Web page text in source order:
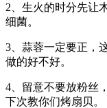
2、生火的时分先让
细菌。
3、蒜蓉一定要正，
做的好不好。
4、留意不要放粉丝
下次教你们烤扇贝。